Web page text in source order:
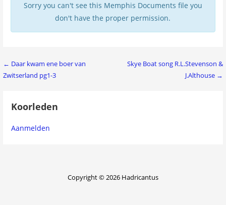
Sorry you can't see this Memphis Documents file you
don't have the proper permission.
Bericht
navigatie
← Daar kwam ene boer van
Zwitserland pg1-3
Skye Boat song R.L.Stevenson &
J.Althouse →
Koorleden
Aanmelden
Copyright © 2026 Hadricantus